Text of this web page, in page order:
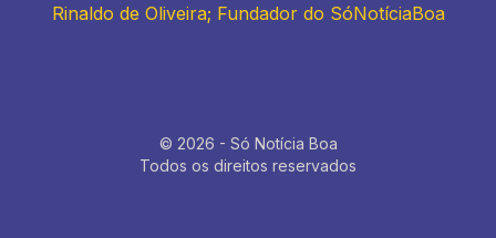
Rinaldo de Oliveira; Fundador do SóNotíciaBoa
© 2026 - Só Notícia Boa
Todos os direitos reservados